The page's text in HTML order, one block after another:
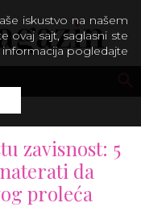
zavisnost: 5
da
proleća
iskustvo na našem
ovaj sajt, saglasni ste
pogledajte